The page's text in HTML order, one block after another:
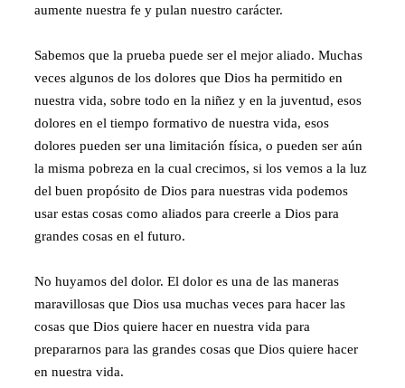
aumente nuestra fe y pulan nuestro carácter.
Sabemos que la prueba puede ser el mejor aliado. Muchas
veces algunos de los dolores que Dios ha permitido en
nuestra vida, sobre todo en la niñez y en la juventud, esos
dolores en el tiempo formativo de nuestra vida, esos
dolores pueden ser una limitación física, o pueden ser aún
la misma pobreza en la cual crecimos, si los vemos a la luz
del buen propósito de Dios para nuestras vida podemos
usar estas cosas como aliados para creerle a Dios para
grandes cosas en el futuro.
No huyamos del dolor. El dolor es una de las maneras
maravillosas que Dios usa muchas veces para hacer las
cosas que Dios quiere hacer en nuestra vida para
prepararnos para las grandes cosas que Dios quiere hacer
en nuestra vida.